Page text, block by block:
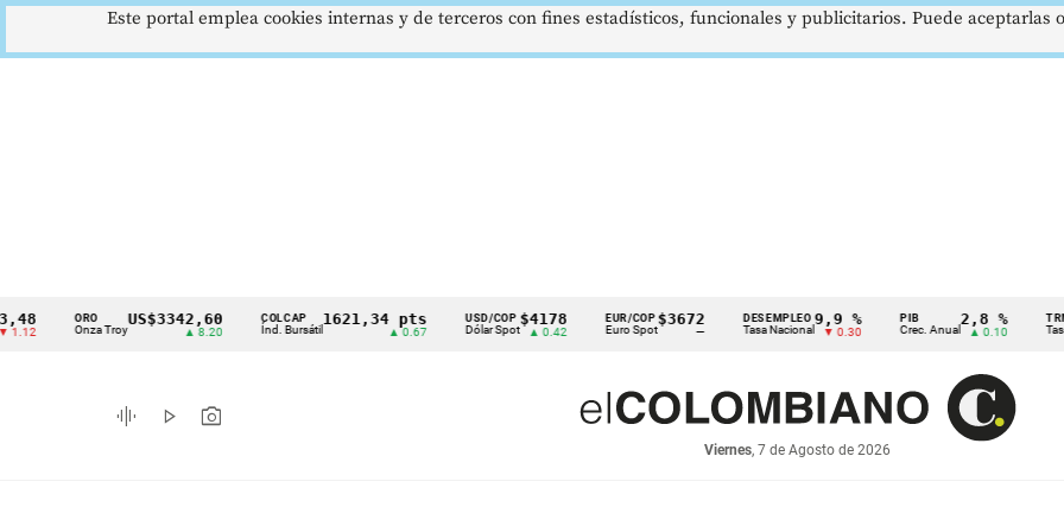
Cintillo
indicadores
económicos
ORO
Onza Troy
US$3342,60
▲ 8.20
COLCAP
Índ. Bursátil
1621,34 pts USD/COP
Dólar Spot
$4178
▲ 0.42
EUR/COP
Euro Spot
$3672
—
DESEMPLEO
Tasa Nacional
9,9 %
▼ 0.30
PIB
Crec. Anual
2,8 %
▲ 0.10
TRM
Tasa Rep.
graphic_eq play_arrow photo_camera
Viernes, 7 de Agosto de 2026
Este portal emplea cookies internas y de terceros con fines estadísticos, funcionales y publicitarios. Puede aceptarlas